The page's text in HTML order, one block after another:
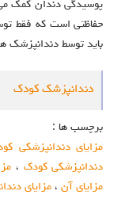
پوسیدگی دندان کمک
حفاظتی است که فقط
باید توسط دندانپزشک هر ۶ ماه یکبار اعمال
دندانپزشک کودک
برچسب ها :
مزایای دندانپزشکی
دندانپزشکی کودک ،
مزایای آن، مزایای